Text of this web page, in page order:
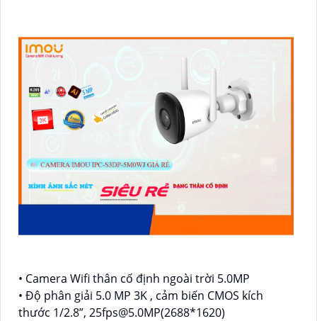
• Camera Wifi thân cố định ngoài trời 5.0MP
• Độ phân giải 5.0 MP 3K , cảm biến CMOS kích
thước 1/2.8”, 25fps@5.0MP(2688*1620)